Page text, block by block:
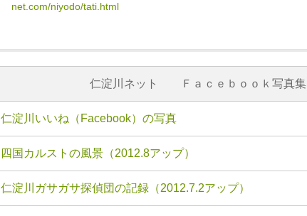
net.com/niyodo/tati.html
仁淀川ネット Ｆａｃｅｂｏｏｋ写真集
仁淀川いいね（Facebook）の写真
四国カルストの風景（2012.8アップ）
仁淀川ガサガサ探偵団の記録（2012.7.2アップ）